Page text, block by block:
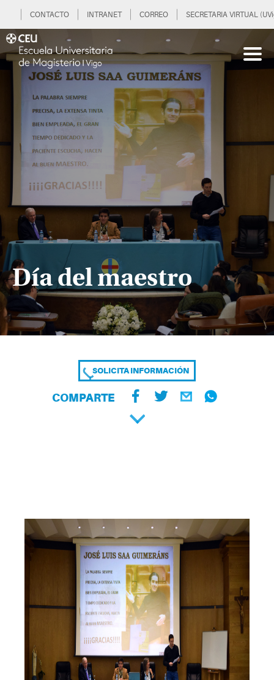
CONTACTO INTRANET CORREO SECRETARIA VIRTUAL
Día del maestro
SOLICITA INFORMACIÓN
COMPARTE